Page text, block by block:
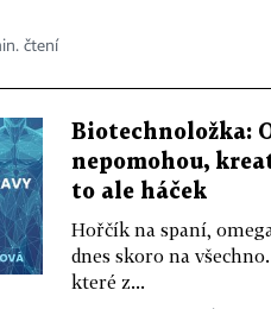
čtení
Biotechnoložka:
nepomohou,
to ale háček
Hořčík na spaní,
dnes skoro na
které z...